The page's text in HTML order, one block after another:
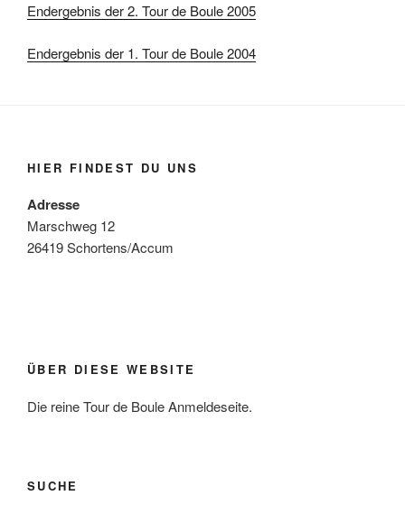
Endergebnis der 2. Tour de Boule 2005
Endergebnis der 1. Tour de Boule 2004
HIER FINDEST DU UNS
Adresse
Marschweg 12
26419 Schortens/Accum
ÜBER DIESE WEBSITE
Die reine Tour de Boule Anmeldeseite.
SUCHE